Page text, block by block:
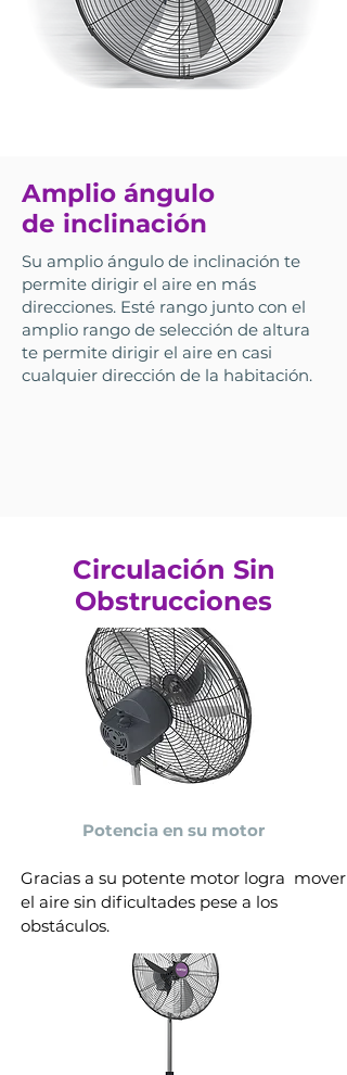
Amplio ángulo
de inclinación
Su amplio ángulo de inclinación te
permite dirigir el aire en más
direcciones. Esté rango junto con el
amplio rango de selección de altura
te permite dirigir el aire en casi
cualquier dirección de la habitación.
Circulación Sin
Obstrucciones
Potencia en su motor
Gracias a su potente motor logra mover
el aire sin dificultades pese a los
obstáculos.